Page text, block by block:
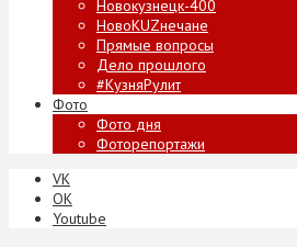
Новокузнецк-400
НовоKUZнечане
Прямые вопросы
Дело прошлого
#КузняРулит
Фото
Фото дня
Фоторепортажи
VK
ОК
Youtube